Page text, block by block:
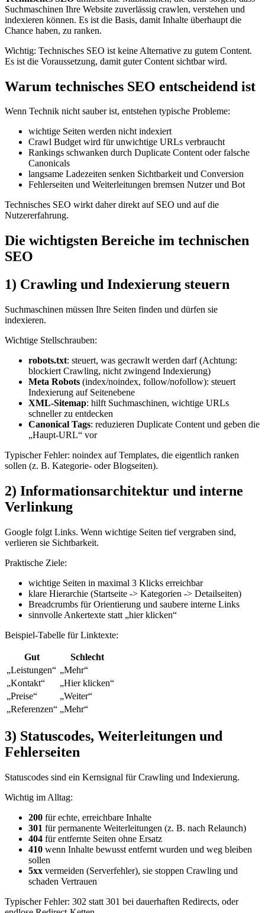
Suchmaschinen Ihre Website zuverlässig crawlen, verstehen und
indexieren können. Es ist die Basis, damit Inhalte überhaupt die
Chance haben, zu ranken.
Wichtig: Technisches SEO ist keine Alternative zu gutem Content.
Es ist die Voraussetzung, damit guter Content sichtbar wird.
Warum technisches SEO entscheidend ist
Wenn Technik nicht sauber ist, entstehen typische Probleme:
wichtige Seiten werden nicht indexiert
Crawl Budget wird für unwichtige URLs verbraucht
Rankings schwanken durch Duplicate Content oder falsche
Canonicals
langsame Ladezeiten senken Sichtbarkeit und Conversion
Fehlerseiten und Weiterleitungen bremsen Nutzer und Bot
Technisches SEO wirkt daher direkt auf SEO und auf die
Nutzererfahrung.
Die wichtigsten Bereiche im technischen
SEO
1) Crawling und Indexierung steuern
Suchmaschinen müssen Ihre Seiten finden und dürfen sie
indexieren.
Wichtige Stellschrauben:
robots.txt: steuert, was gecrawlt werden darf (Achtung:
blockiert Crawling, nicht zwingend Indexierung)
Meta Robots (index/noindex, follow/nofollow): steuert
Indexierung auf Seitenebene
XML-Sitemap: hilft Suchmaschinen, wichtige URLs
schneller zu entdecken
Canonical Tags: reduzieren Duplicate Content und geben die
„Haupt-URL“ vor
Typischer Fehler: noindex auf Templates, die eigentlich ranken
sollen (z. B. Kategorie- oder Blogseiten).
2) Informationsarchitektur und interne
Verlinkung
Google folgt Links. Wenn wichtige Seiten tief vergraben sind,
verlieren sie Sichtbarkeit.
Praktische Ziele:
wichtige Seiten in maximal 3 Klicks erreichbar
klare Hierarchie (Startseite -> Kategorien -> Detailseiten)
Breadcrumbs für Orientierung und saubere interne Links
sinnvolle Ankertexte statt „hier klicken“
Beispiel-Tabelle für Linktexte:
Gut
Schlecht
„Leistungen“ „Mehr“
„Kontakt“
„Hier klicken“
„Preise“
„Weiter“
„Referenzen“ „Mehr“
3) Statuscodes, Weiterleitungen und
Fehlerseiten
Statuscodes sind ein Kernsignal für Crawling und Indexierung.
Wichtig im Alltag:
200 für echte, erreichbare Inhalte
301 für permanente Weiterleitungen (z. B. nach Relaunch)
404 für entfernte Seiten ohne Ersatz
410 wenn Inhalte bewusst entfernt wurden und weg bleiben
sollen
5xx vermeiden (Serverfehler), sie stoppen Crawling und
schaden Vertrauen
Typischer Fehler: 302 statt 301 bei dauerhaften Redirects, oder